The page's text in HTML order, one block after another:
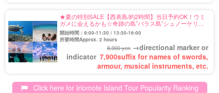
★夏の特別SALE【西表島/約2時間】当日予約OK！ウミ
ガメに会えるかも☆奇跡の島”バラス島”シュノーケリン
グツアー★写真無料＆送迎付き（No.122）
開始時間：9:00-11:30 / 13:30-16:00
所要時間Approx. 2 hours
8,900 yen →directional marker or
indicator 7,900suffix for names of swords,
armour, musical instruments, etc.
Click here for Iriomote Island Tour Popularity Ranking